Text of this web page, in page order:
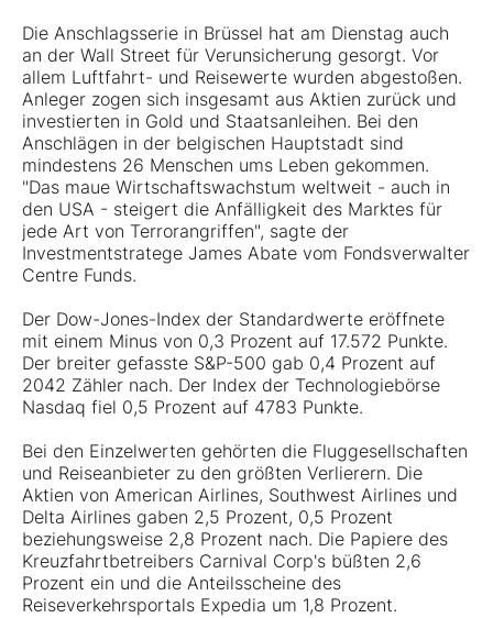
Kontakt
Die Anschlagsserie in Brüssel hat am Dienstag auch
an der Wall Street für Verunsicherung gesorgt. Vor
allem Luftfahrt- und Reisewerte wurden abgestoßen.
Anleger zogen sich insgesamt aus Aktien zurück und
investierten in Gold und Staatsanleihen. Bei den
Anschlägen in der belgischen Hauptstadt sind
mindestens 26 Menschen ums Leben gekommen.
"Das maue Wirtschaftswachstum weltweit - auch in
den USA - steigert die Anfälligkeit des Marktes für
jede Art von Terrorangriffen", sagte der
Investmentstratege James Abate vom Fondsverwalter
Centre Funds.
Der Dow-Jones-Index der Standardwerte eröffnete
mit einem Minus von 0,3 Prozent auf 17.572 Punkte.
Der breiter gefasste S&P-500 gab 0,4 Prozent auf
2042 Zähler nach. Der Index der Technologiebörse
Nasdaq fiel 0,5 Prozent auf 4783 Punkte.
Bei den Einzelwerten gehörten die Fluggesellschaften
und Reiseanbieter zu den größten Verlierern. Die
Aktien von American Airlines, Southwest Airlines und
Delta Airlines gaben 2,5 Prozent, 0,5 Prozent
beziehungsweise 2,8 Prozent nach. Die Papiere des
Kreuzfahrtbetreibers Carnival Corp's büßten 2,6
Prozent ein und die Anteilsscheine des
Reiseverkehrsportals Expedia um 1,8 Prozent.